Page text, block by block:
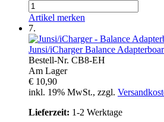
Artikel merken
7.
Junsi/iCharger Balance
Bestell-Nr. CB8-EH
Am Lager
€ 10,90
inkl. 19% MwSt., zzgl.
Lieferzeit: 1-2 Werktage